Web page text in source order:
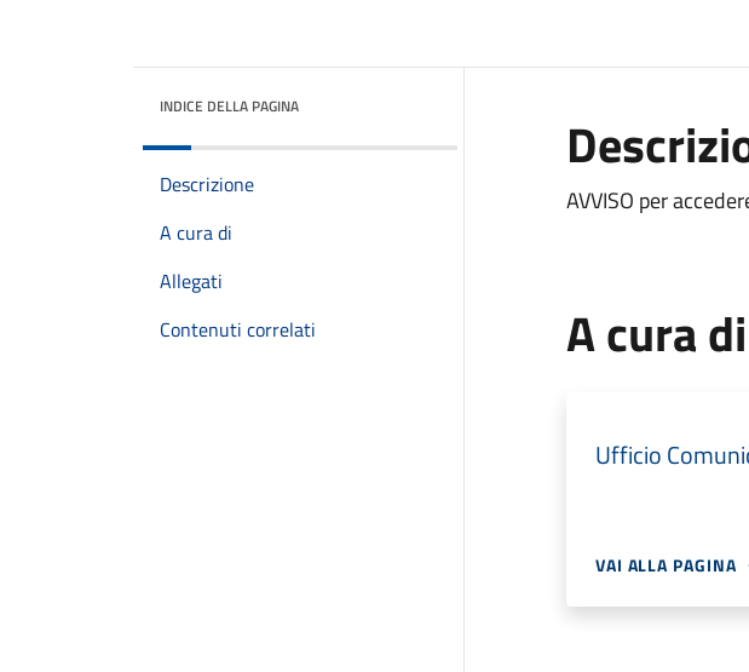
INDICE DELLA PAGINA
Descrizione
A cura di
Allegati
Contenuti correlati
AVVISO per
A cura di
Ufficio
VAI ALLA PAGINA